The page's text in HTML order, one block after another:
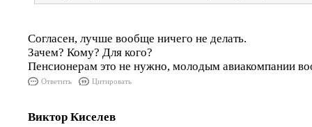
Согласен, лучше вообще ничего не делать.
Зачем? Кому? Для кого?
Пенсионерам это не нужно, молодым авиакомпании
Ответить Цитировать
Виктор Киселев